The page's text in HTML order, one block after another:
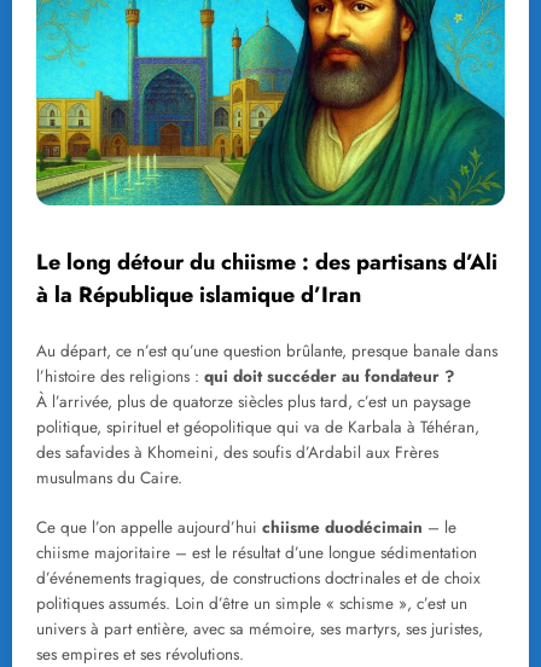
Le long détour du chiisme : des partisans d’Ali
à la République islamique d’Iran
Au départ, ce n’est qu’une question brûlante, presque banale dans
l’histoire des religions : qui doit succéder au fondateur ?
À l’arrivée, plus de quatorze siècles plus tard, c’est un paysage
politique, spirituel et géopolitique qui va de Karbala à Téhéran,
des safavides à Khomeini, des soufis d’Ardabil aux Frères
musulmans du Caire.
Ce que l’on appelle aujourd’hui chiisme duodécimain – le
chiisme majoritaire – est le résultat d’une longue sédimentation
d’événements tragiques, de constructions doctrinales et de choix
politiques assumés. Loin d’être un simple « schisme », c’est un
univers à part entière, avec sa mémoire, ses martyrs, ses juristes,
ses empires et ses révolutions.